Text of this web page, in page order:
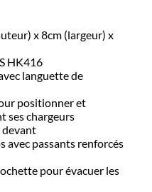
x 8cm (largeur) x
HK416
languette de
positionner et
ses chargeurs
devant
avec passants renforcés
pour évacuer les